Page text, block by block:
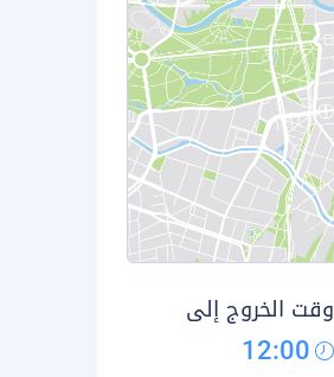
وقت الخروج إلى
12:00